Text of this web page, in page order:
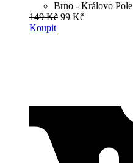
Brno - Královo Pole
149 Kč 99 Kč
Koupit